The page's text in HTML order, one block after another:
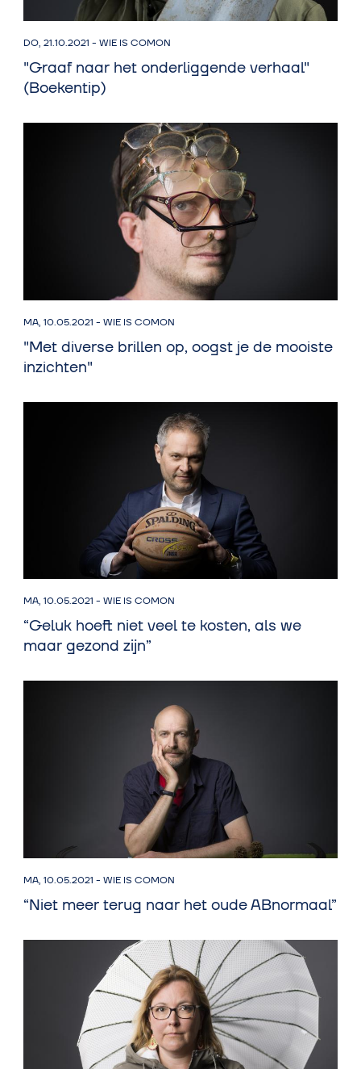
DO, 21.10.2021 -WIE IS COMON
"Graaf naar het onderliggende verhaal"
(Boekentip)
MA, 10.05.2021 -WIE IS COMON
"Met diverse brillen op, oogst je de mooiste
inzichten"
MA, 10.05.2021 -WIE IS COMON
“Geluk hoeft niet veel te kosten, als we
maar gezond zijn”
MA, 10.05.2021 -WIE IS COMON
“Niet meer terug naar het oude ABnormaal”